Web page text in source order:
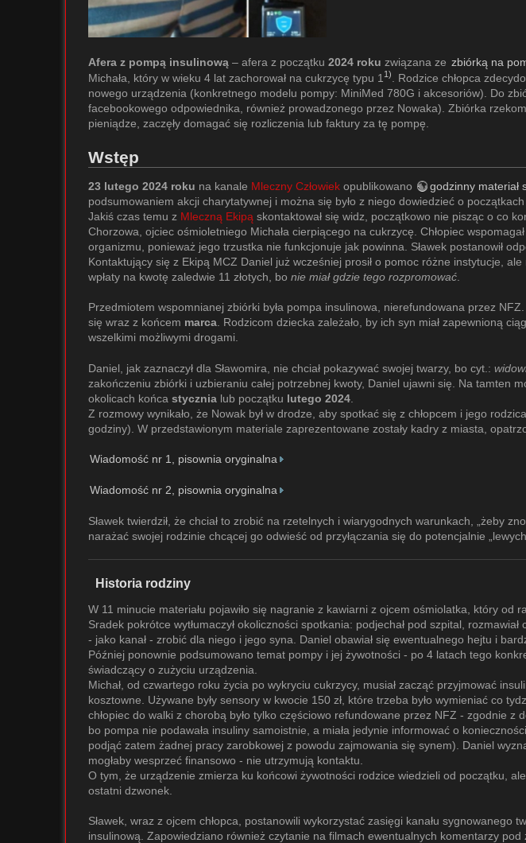
Afera z pompą insulinową – afera z początku 2024 roku związana ze zbiórką na
Michała, który w wieku 4 lat zachorował na cukrzycę typu 1 1)
. Rodzice chłopca
nowego urządzenia (konkretnego modelu pompy: MiniMed 780G i akcesoriów). Do
facebookowego odpowiednika, również prowadzonego przez Nowaka). Zbiórka
pieniądze, zaczęły domagać się rozliczenia lub faktury za tę pompę.
Wstęp
23 lutego 2024 roku na kanale Mleczny Człowiek opublikowano godzinny materiał
podsumowaniem akcji charytatywnej i można się było z niego dowiedzieć o początkach
Jakiś czas temu z Mleczną Ekipą skontaktował się widz, początkowo nie pisząc o co
Chorzowa, ojciec ośmioletniego Michała cierpiącego na cukrzycę. Chłopiec
organizmu, ponieważ jego trzustka nie funkcjonuje jak powinna. Sławek postanowił
Kontaktujący się z Ekipą MCZ Daniel już wcześniej prosił o pomoc różne instytucje,
wpłaty na kwotę zaledwie 11 złotych, bo nie miał gdzie tego rozpromować
Przedmiotem wspomnianej zbiórki była pompa insulinowa, nierefundowana przez
się wraz z końcem marca. Rodzicom dziecka zależało, by ich syn miał zapewnioną
wszelkimi możliwymi drogami.
Daniel, jak zaznaczył dla Sławomira, nie chciał pokazywać swojej twarzy, bo cyt.:
zakończeniu zbiórki i uzbieraniu całej potrzebnej kwoty, Daniel ujawni się. Na tamten
okolicach końca stycznia lub początku lutego 2024
Z rozmowy wynikało, że Nowak był w drodze, aby spotkać się z chłopcem i jego
godziny). W przedstawionym materiale zaprezentowane zostały kadry z miasta,
Wiadomość nr 1, pisownia oryginalna
Wiadomość nr 2, pisownia oryginalna
Sławek twierdził, że chciał to zrobić na rzetelnych i wiarygodnych warunkach, „żeby
narażać swojej rodzinie chcącej go odwieść od przyłączania się do potencjalnie
Historia rodziny
W 11 minucie materiału pojawiło się nagranie z kawiarni z ojcem ośmiolatka, który od
Sradek pokrótce wytłumaczył okoliczności spotkania: podjechał pod szpital,
- jako kanał - zrobić dla niego i jego syna. Daniel obawiał się ewentualnego hejtu i
Później ponownie podsumowano temat pompy i jej żywotności - po 4 latach tego
świadczący o zużyciu urządzenia.
Michał, od czwartego roku życia po wykryciu cukrzycy, musiał zacząć przyjmować
kosztowne. Używane były sensory w kwocie 150 zł, które trzeba było wymieniać co
chłopiec do walki z chorobą było tylko częściowo refundowane przez NFZ - zgodnie
bo pompa nie podawała insuliny samoistnie, a miała jedynie informować o
podjąć zatem żadnej pracy zarobkowej z powodu zajmowania się synem). Daniel
mogłaby wesprzeć finansowo - nie utrzymują kontaktu.
O tym, że urządzenie zmierza ku końcowi żywotności rodzice wiedzieli od początku,
ostatni dzwonek.
Sławek, wraz z ojcem chłopca, postanowili wykorzystać zasięgi kanału sygnowanego
insulinową. Zapowiedziano również czytanie na filmach ewentualnych komentarzy